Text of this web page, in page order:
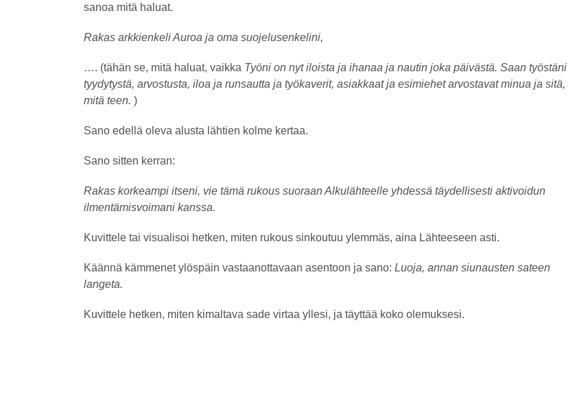
sanoa mitä haluat.
Rakas arkkienkeli Auroa ja oma suojelusenkelini,
…. (tähän se, mitä haluat, vaikka Työni on nyt iloista ja ihanaa ja nautin joka päivästä. Saan työstäni
tyydytystä, arvostusta, iloa ja runsautta ja työkaverit, asiakkaat ja esimiehet arvostavat minua ja sitä,
mitä teen. )
Sano edellä oleva alusta lähtien kolme kertaa.
Sano sitten kerran:
Rakas korkeampi itseni, vie tämä rukous suoraan Alkulähteelle yhdessä täydellisesti aktivoidun
ilmentämisvoimani kanssa.
Kuvittele tai visualisoi hetken, miten rukous sinkoutuu ylemmäs, aina Lähteeseen asti.
Käännä kämmenet ylöspäin vastaanottavaan asentoon ja sano: Luoja, annan siunausten sateen
langeta.
Kuvittele hetken, miten kimaltava sade virtaa yllesi, ja täyttää koko olemuksesi.